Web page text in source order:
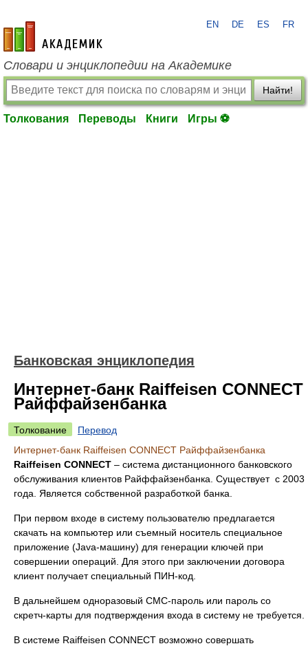
academic.ru
EN DE ES FR
Словари и энциклопедии на Академике
Найти!
Толкования Переводы Книги Игры ⚽
Банковская энциклопедия
Интернет-банк Raiffeisen CONNECT
Райффайзенбанка
Толкование
Перевод
Интернет-банк Raiffeisen CONNECT Райффайзенбанка
Raiffeisen CONNECT – система дистанционного банковского
обслуживания клиентов Райффайзенбанка. Существует с 2003
года. Является собственной разработкой банка.
При первом входе в систему пользователю предлагается
скачать на компьютер или съемный носитель специальное
приложение (Java-машину) для генерации ключей при
совершении операций. Для этого при заключении договора
клиент получает специальный ПИН-код.
В дальнейшем одноразовый СМС-пароль или пароль со
скретч-карты для подтверждения входа в систему не требуется.
В системе Raiffeisen CONNECT возможно совершать